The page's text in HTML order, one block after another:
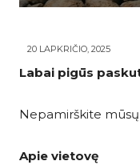
20 LAPKRIČIO, 2025
Labai pigūs
Nepamirškite
Apie vietovę